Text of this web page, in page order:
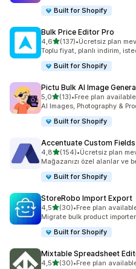
Built for Shopify
Bulk Price Editor Pro
4,65 yıldız üzerinden
(137)
toplam 137 değerlendirme
•Ücretsiz plan
Toplu fiyat, planlı indirim,
Built for Shopify
Pictu Bulk AI Image
5,05 yıldız üzerinden
(13)
toplam 13 değerlendirme
•Free plan available
AI Images, Photography &
Built for Shopify
Accentuate Custom Fields
4,85 yıldız üzerinden
(154)
toplam 154 değerlendirme
•Ücretsiz plan
Mağazanızı özel alanlar ve
Built for Shopify
StoreRobo Import Export
4,55 yıldız üzerinden
(30)
toplam 30 değerlendirme
•Free plan
Migrate bulk product
Built for Shopify
Mixtable Spreadsheet
4,55 yıldız üzerinden
(30)
toplam 30 değerlendirme
•Free plan